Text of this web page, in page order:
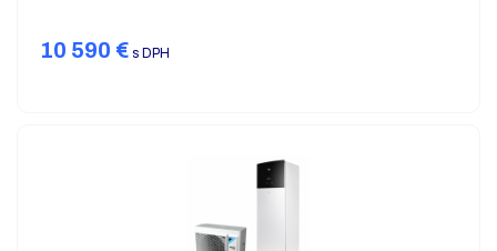
10 590 € s DPH